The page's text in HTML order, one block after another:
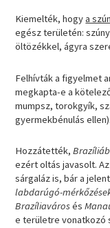
Kiemelték, hogya
egész területén:
öltözékkel, ágyra
Felhívták a figyelmet
megkapta-e a
mumpsz, torokgyík,
gyermekbénulás ellen).
Hozzátették,
ezért oltás javasolt.
sárgaláz is, bár a
labdarúgó-
Brazíliavárosés
e területre vonatkozó